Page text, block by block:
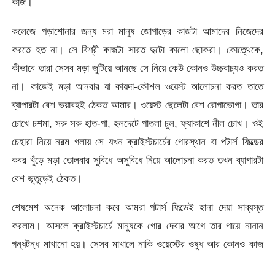
কলেজে পড়াশোনার জন্য মরা মানুষ জোগাড়ের কাজটা আমাদের নিজেদের
করতে হত না। সে বিশ্রী কাজটা সারত দুটো কালো ছোকরা। কোত্থেকে,
কীভাবে তারা সেসব মড়া জুটিয়ে আনছে সে নিয়ে কেউ কোনও উচ্চবাচ্যও করত
না। কাজেই মড়া আনবার যা কায়দা-কৌশল ওয়েস্ট আলোচনা করত তাতে
ব্যাপারটা বেশ ভয়াবহই ঠেকত আমার। ওয়েস্ট ছেলেটা বেশ রোগাভোগা। তার
চোখে চশমা, সরু সরু হাত-পা, হলদেটে পাতলা চুল, ফ্যাকাশে নীল চোখ। ওই
চেহারা নিয়ে নরম গলায় সে যখন ক্রাইস্টচার্চের গোরস্থান বা পটার্স ফিল্ডের
কবর খুঁড়ে মড়া তোলবার সুবিধে অসুবিধে নিয়ে আলোচনা করত তখন ব্যাপারটা
বেশ ভূতুড়েই ঠেকত।
শেষমেশ অনেক আলোচনা করে আমরা পটার্স ফিল্ডেই হানা দেয়া সাব্যস্ত
করলাম। আসলে ক্রাইস্টচার্চে মানুষকে গোর দেবার আগে তার গায়ে নানান
গন্ধটন্ধ মাখানো হয়। সেসব মাখালে নাকি ওয়েস্টের ওষুধ আর কোনও কাজ